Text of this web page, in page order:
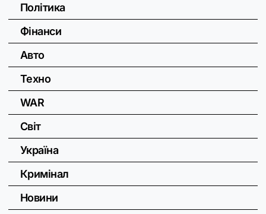
Політика
Фінанси
Авто
Техно
WAR
Світ
Україна
Кримінал
Новини